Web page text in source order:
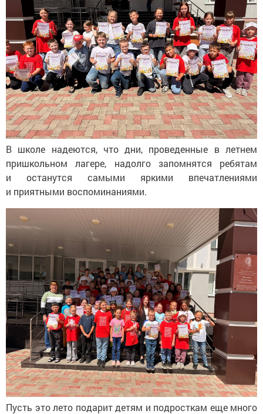
В школе надеются, что дни, проведенные в летнем
пришкольном лагере, надолго запомнятся ребятам
и
останутся самыми яркими впечатлениями
и приятными воспоминаниями.
Пусть это лето подарит детям и подросткам еще много